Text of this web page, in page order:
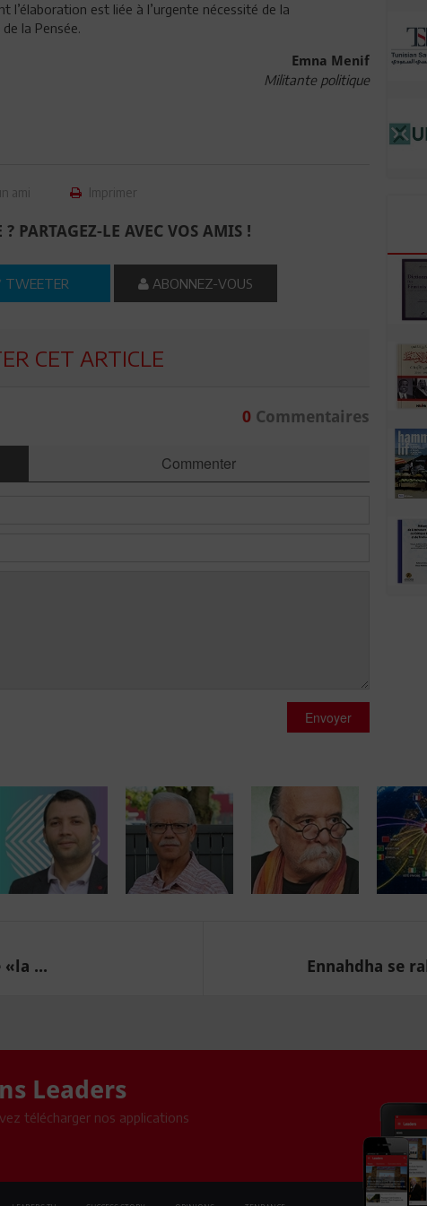
est liée à l’urgente nécessité de la
la Pensée.
Emna Menif
Militante politique
ami Imprimer
PARTAGEZ-LE AVEC VOS AMIS !
TWEETER ABONNEZ-VOUS
CET ARTICLE
0Commentaires
Commenter
Envoyer
«la ... Ennahdha se
Leaders
télécharger nos applications